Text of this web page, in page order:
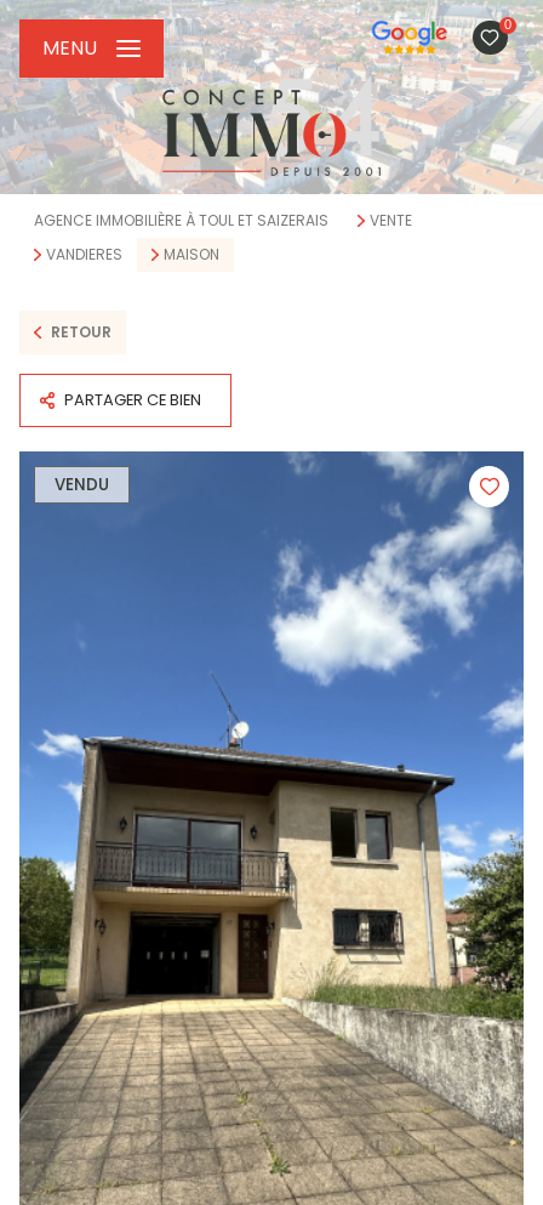
0
MENU
AGENCE IMMOBILIÈRE À TOUL ET SAIZERAIS
VENTE
VANDIERES
MAISON
RETOUR
PARTAGER CE BIEN
VENDU